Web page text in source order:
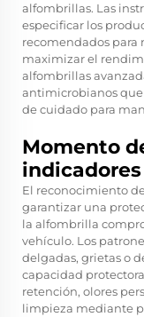
alfombrillas. Las
especificar los
recomendados para
maximizar el
alfombrillas
antimicrobianos
de cuidado para
Momento
indicadores
El reconocimiento
garantizar una
la alfombrilla
vehículo. Los
delgadas, grietas o
capacidad
retención, olores
limpieza mediante